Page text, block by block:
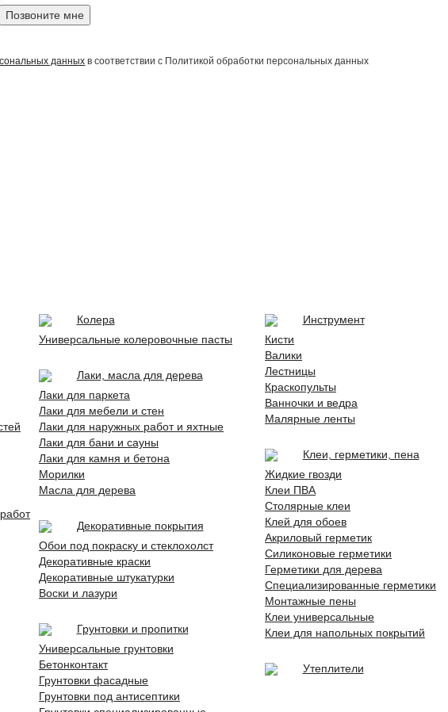
Позвоните мне
данных в соответствии с Политикой обработки персональных данных
Колера
Универсальные колеровочные пасты
Лаки, масла для дерева
Лаки для паркета
Лаки для мебели и стен
Лаки для наружных работ и яхтные
Лаки для бани и сауны
Лаки для камня и бетона
Морилки
Масла для дерева
Декоративные покрытия
Обои под покраску и стеклохолст
Декоративные краски
Декоративные штукатурки
Воски и лазури
Грунтовки и пропитки
Универсальные грунтовки
Бетонконтакт
Грунтовки фасадные
Грунтовки под антисептики
Инструмент
Кисти
Валики
Лестницы
Краскопульты
Ванночки и ведра
Малярные ленты
Клеи, герметики, пена
Жидкие гвозди
Клеи ПВА
Столярные клеи
Клей для обоев
Акриловый герметик
Силиконовые герметики
Герметики для дерева
Специализированные герметики
Монтажные пены
Клеи универсальные
Клеи для напольных покрытий
Утеплители